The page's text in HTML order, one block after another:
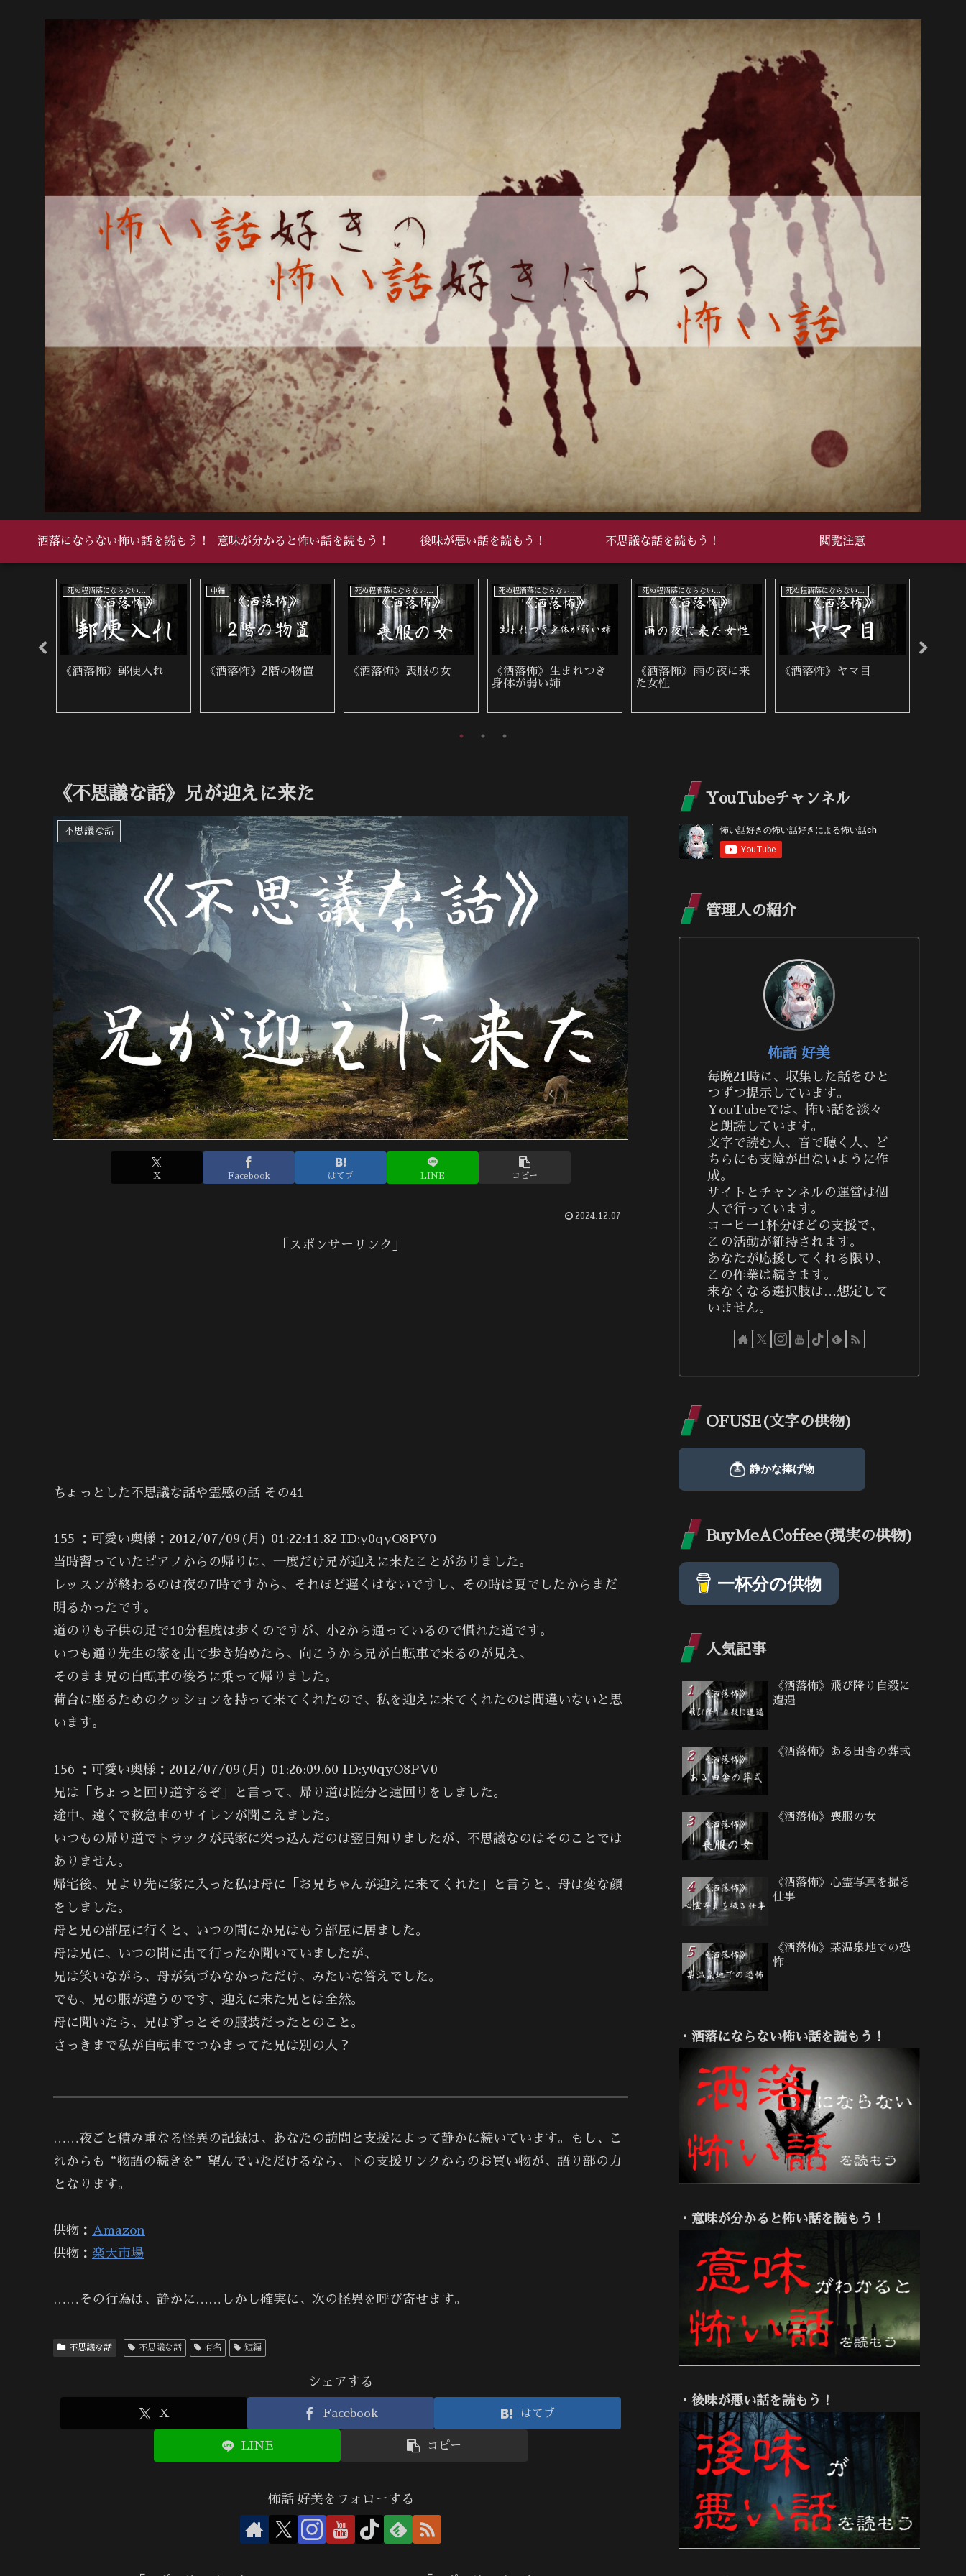
洒落にならない怖い話を読もう！ 意味が分かると怖い話を読もう！ 後味が悪い話を読もう！ 不思議な話を読もう！ 閲覧注意
死ぬ程洒落にならない怖い話
《洒落怖》判子屋の警
死ぬ程洒落にならない怖い話
《洒落怖》繰り返す家
中編
《洒落怖》ある田舎の
死ぬ程洒落にならない怖い話
《洒落怖》配水管の点
検
死ぬ程洒落にならない怖い話
《洒落怖》赤
死ぬ程洒落にならない怖い話
《洒落怖》身内と他人
《不思議な話》兄が迎えに来た
不思議な話
X Facebook はてブ LINE コピー
2024.12.07
「スポンサーリンク」
ちょっとした不思議な話や霊感の話 その41
155 ：可愛い奥様：2012/07/09(月) 01:22:11.82 ID:y0qyO8PV0
当時習っていたピアノからの帰りに、一度だけ兄が迎えに来たことがありました。
レッスンが終わるのは夜の7時ですから、それほど遅くはないですし、その時は夏でしたからまだ
明るかったです。
道のりも子供の足で10分程度は歩くのですが、小2から通っているので慣れた道です。
いつも通り先生の家を出て歩き始めたら、向こうから兄が自転車で来るのが見え、
そのまま兄の自転車の後ろに乗って帰りました。
荷台に座るためのクッションを持って来てくれたので、私を迎えに来てくれたのは間違いないと思
います。
156 ：可愛い奥様：2012/07/09(月) 01:26:09.60 ID:y0qyO8PV0
兄は「ちょっと回り道するぞ」と言って、帰り道は随分と遠回りをしました。
途中、遠くで救急車のサイレンが聞こえました。
いつもの帰り道でトラックが民家に突っ込んだのは翌日知りましたが、不思議なのはそのことでは
ありません。
帰宅後、兄より先に家に入った私は母に「お兄ちゃんが迎えに来てくれた」と言うと、母は変な顔
をしました。
母と兄の部屋に行くと、いつの間にか兄はもう部屋に居ました。
母は兄に、いつの間に出て行ったか聞いていましたが、
兄は笑いながら、母が気づかなかっただけ、みたいな答えでした。
でも、兄の服が違うのです、迎えに来た兄とは全然。
母に聞いたら、兄はずっとその服装だったとのこと。
さっきまで私が自転車でつかまってた兄は別の人？
……夜ごと積み重なる怪異の記録は、あなたの訪問と支援によって静かに続いています。もし、こ
れからも“物語の続きを”望んでいただけるなら、下の支援リンクからのお買い物が、語り部の力
となります。
供物： Amazon
供物： 楽天市場
……その行為は、静かに……しかし確実に、次の怪異を呼び寄せます。
不思議な話 不思議な話 有名 短編
シェアする
X Facebook はてブ
LINE コピー
怖話 好美をフォローする
YouTubeチャンネル
管理人の紹介
怖話 好美
毎晩21時に、収集した話をひと
つずつ提示しています。
YouTubeでは、怖い話を淡々
と朗読しています。
文字で読む人、音で聴く人、ど
ちらにも支障が出ないように作
成。
サイトとチャンネルの運営は個
人で行っています。
コーヒー1杯分ほどの支援で、
この活動が維持されます。
あなたが応援してくれる限り、
この作業は続きます。
来なくなる選択肢は…想定して
いません。
OFUSE(文字の供物)
BuyMeACoffee(現実の供物)
一杯分の供物
人気記事
《洒落怖》飛び降り自殺に
遭遇
《洒落怖》ある田舎の葬式
《洒落怖》喪服の女
《洒落怖》心霊写真を撮る
仕事
《洒落怖》某温泉地での恐
怖
・洒落にならない怖い話を読もう！
・意味が分かると怖い話を読もう！
・後味が悪い話を読もう！